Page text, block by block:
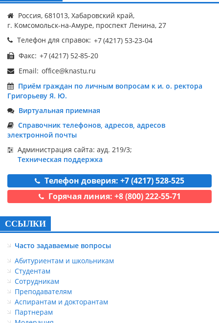
Россия, 681013, Хабаровский край,
г. Комсомольск-на-Амуре, проспект Ленина, 27
Телефон для справок:
Факс:
Email:
Приём граждан по личным вопросам к и. о. ректора
Григорьеву Я. Ю.
Виртуальная приемная
Справочник телефонов, адресов, адресов
электронной почты
Администрация сайта: ауд. 219/3;
Техническая поддержка
Телефон доверия: +7 (4217) 528-525
Горячая линия: +8 (800) 222-55-71
ССЫЛКИ
Часто задаваемые вопросы
Абитуриентам и школьникам
Студентам
Сотрудникам
Преподавателям
Аспирантам и докторантам
Партнерам